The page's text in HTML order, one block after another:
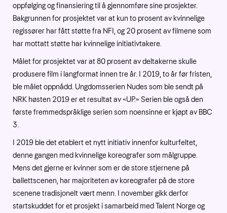
oppfølging og finansiering til å gjennomføre sine prosjekter.
Bakgrunnen for prosjektet var at kun to prosent av kvinnelige
regissører har fått støtte fra NFI, og 20 prosent av filmene som
har mottatt støtte har kvinnelige initiativtakere.
Målet for prosjektet var at 80 prosent av deltakerne skulle
produsere film i langformat innen tre år. I 2019, to år før fristen,
ble målet oppnådd. Ungdomsserien Nudes som ble sendt på
NRK høsten 2019 er et resultat av «UP.» Serien ble også den
første fremmedspråklige serien som noensinne er kjøpt av BBC
3.
I 2019 ble det etablert et nytt initiativ innenfor kulturfeltet,
denne gangen med kvinnelige koreografer som målgruppe.
Mens det gjerne er kvinner som er de store stjernene på
ballettscenen, har majoriteten av koreografer på de store
scenene tradisjonelt vært menn. I november gikk derfor
startskuddet for et prosjekt i samarbeid med Talent Norge og